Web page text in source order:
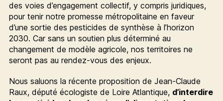
des voies d’engagement collectif, y compris juridiques,
pour tenir notre promesse métropolitaine en faveur
d’une sortie des pesticides de synthèse à l’horizon
2030. Car sans un soutien plus déterminé au
changement de modèle agricole, nos territoires ne
seront pas au rendez-vous des enjeux.
Nous saluons la récente proposition de Jean-Claude
Raux, député écologiste de Loire Atlantique, d’interdire